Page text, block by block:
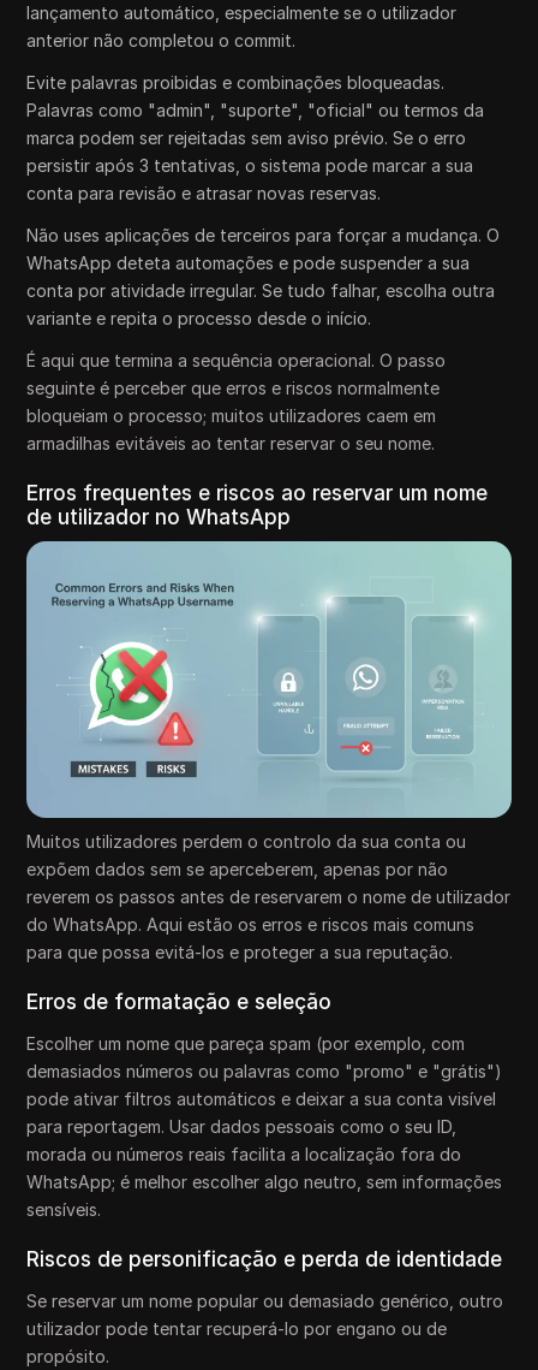
lançamento automático, especialmente se o utilizador
anterior não completou o commit.
Evite palavras proibidas e combinações bloqueadas.
Palavras como "admin", "suporte", "oficial" ou termos da
marca podem ser rejeitadas sem aviso prévio. Se o erro
persistir após 3 tentativas, o sistema pode marcar a sua
conta para revisão e atrasar novas reservas.
Não uses aplicações de terceiros para forçar a mudança. O
WhatsApp deteta automações e pode suspender a sua
conta por atividade irregular. Se tudo falhar, escolha outra
variante e repita o processo desde o início.
É aqui que termina a sequência operacional. O passo
seguinte é perceber que erros e riscos normalmente
bloqueiam o processo; muitos utilizadores caem em
armadilhas evitáveis ao tentar reservar o seu nome.
Erros frequentes e riscos ao reservar um nome
de utilizador no WhatsApp
Muitos utilizadores perdem o controlo da sua conta ou
expõem dados sem se aperceberem, apenas por não
reverem os passos antes de reservarem o nome de utilizador
do WhatsApp. Aqui estão os erros e riscos mais comuns
para que possa evitá-los e proteger a sua reputação.
Erros de formatação e seleção
Escolher um nome que pareça spam (por exemplo, com
demasiados números ou palavras como "promo" e "grátis")
pode ativar filtros automáticos e deixar a sua conta visível
para reportagem. Usar dados pessoais como o seu ID,
morada ou números reais facilita a localização fora do
WhatsApp; é melhor escolher algo neutro, sem informações
sensíveis.
Riscos de personificação e perda de identidade
Se reservar um nome popular ou demasiado genérico, outro
utilizador pode tentar recuperá-lo por engano ou de
propósito.